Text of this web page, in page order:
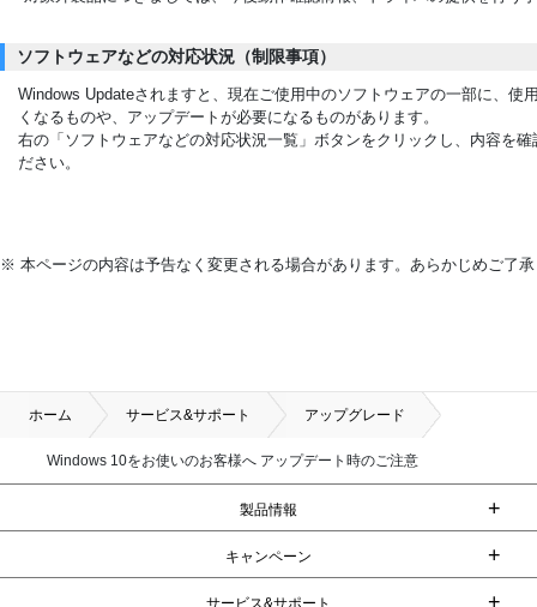
ソフトウェアなどの対応状況（制限事項）
Windows Updateされますと、現在ご使用中のソフトウェアの一部に、使
くなるものや、アップデートが必要になるものがあります。
右の「ソフトウェアなどの対応状況一覧」ボタンをクリックし、内容を確
ださい。
※ 本ページの内容は予告なく変更される場合があります。あらかじめご了
ホーム サービス&サポート アップグレード
Windows 10をお使いのお客様へ アップデート時のご注意
製品情報 +
キャンペーン +
サービス&サポート